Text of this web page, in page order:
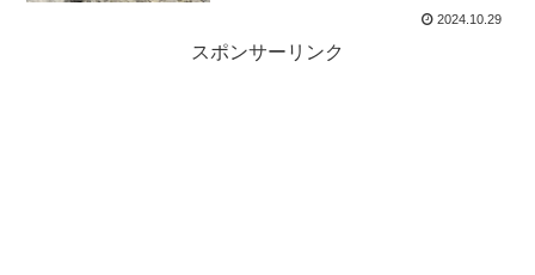
2024.10.29
スポンサーリンク